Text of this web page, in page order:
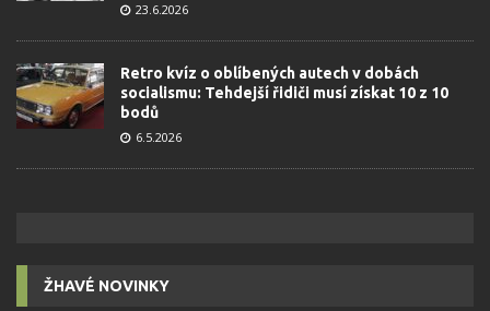
23.6.2026
Retro kvíz o oblíbených autech v dobách
socialismu: Tehdejší řidiči musí získat 10 z 10
bodů
6.5.2026
ŽHAVÉ NOVINKY